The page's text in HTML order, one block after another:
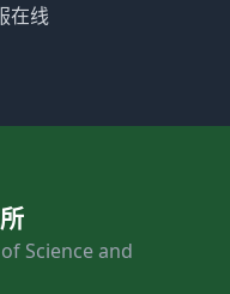
在线
Science and